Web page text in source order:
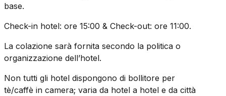
base.
Check-in hotel: ore 15:00 & Check-out: ore 11:00.
La colazione sarà fornita secondo la politica o
organizzazione dell’hotel.
Non tutti gli hotel dispongono di bollitore per
tè/caffè in camera; varia da hotel a hotel e da città